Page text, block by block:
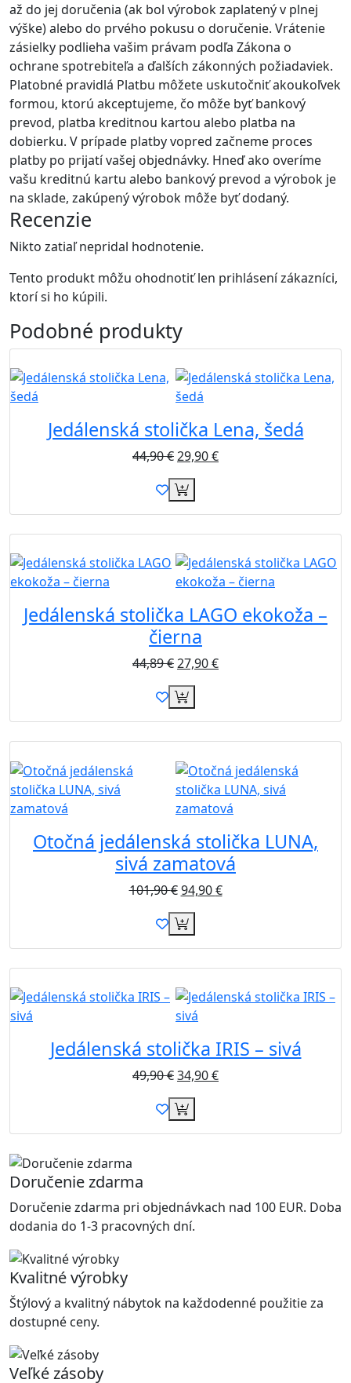
až do jej doručenia (ak bol výrobok zaplatený v plnej
výške) alebo do prvého pokusu o doručenie. Vrátenie
zásielky podlieha vašim právam podľa Zákona o
ochrane spotrebiteľa a ďalších zákonných požiadaviek.
Platobné pravidlá Platbu môžete uskutočniť akoukoľvek
formou, ktorú akceptujeme, čo môže byť bankový
prevod, platba kreditnou kartou alebo platba na
dobierku. V prípade platby vopred začneme proces
platby po prijatí vašej objednávky. Hneď ako overíme
vašu kreditnú kartu alebo bankový prevod a výrobok je
na sklade, zakúpený výrobok môže byť dodaný.
Recenzie
Nikto zatiaľ nepridal hodnotenie.
Tento produkt môžu ohodnotiť len prihlásení zákazníci,
ktorí si ho kúpili.
Podobné produkty
Jedálenská stolička Lena, šedá
44,90€29,90€
Jedálenská stolička LAGO ekokoža –
čierna
44,89€27,90€
Otočná jedálenská stolička LUNA,
sivá zamatová
101,90€ 94,90€
Jedálenská stolička IRIS – sivá
49,90€34,90€
Doručenie zdarma
Doručenie zdarma pri objednávkach nad 100 EUR. Doba
dodania do 1-3 pracovných dní.
Kvalitné výrobky
Štýlový a kvalitný nábytok na každodenné použitie za
dostupné ceny.
Veľké zásoby